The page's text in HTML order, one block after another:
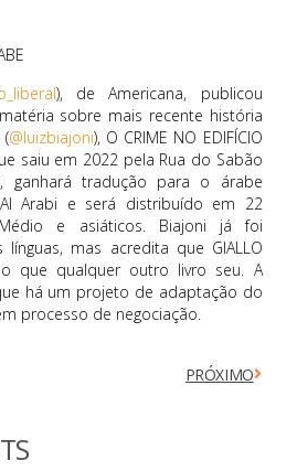
), de Americana, publicou
sobre mais recente história
(@luizbiajoni), O CRIME NO EDIFÍCIO
saiu em 2022 pela Rua do Sabão
ganhará tradução para o árabe
Arabi e será distribuído em 22
e asiáticos. Biajoni já foi
mas acredita que GIALLO
que qualquer outro livro seu. A
há um projeto de adaptação do
processo de negociação.
PRÓXIMO